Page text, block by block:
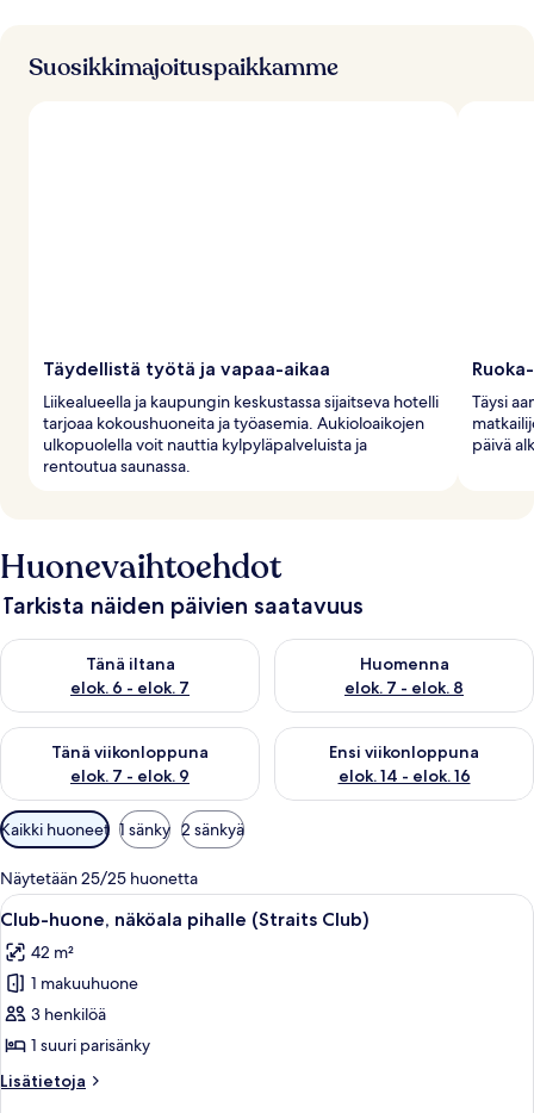
j
a
Suosikkimajoituspaikkamme
Täydellistä työtä ja vapaa-aikaa
Liikealueella ja kaupungin keskustassa sijaitseva hotelli
tarjoaa kokoushuoneita ja työasemia. Aukioloaikojen
ulkopuolella voit nauttia kylpyläpalveluista ja
rentoutua saunassa.
Täysi
päivä
Huonevaihtoehdot
Tarkista näiden päivien saatavuus
Tänä iltana
elok. 6 - elok. 7
Tarkista tämän illan saatavuus elok. 6 - elok. 7
Huomenna
elok. 7 - elok. 8
Tarkista huomisen saatavuus
Tänä viikonloppuna
elok. 7 - elok. 9
Tarkista tämän viikonlopun saatavuus elok. 7 - elok. 9
Ensi viikonloppuna
elok. 14 - elok. 16
Tarkista ensi viikonlopun
Huoneille
saatavilla
olevia
suodattimia
Kaikki huoneet 1 sänky 2 sänkyä
Näytetään 25/25 huonetta
Avaa
kaikki
huonetyypin
Club-
huone,
näköala
pihalle
(Straits
Hotellihuone, jossa on sänky, kaksi
9
Club-huone, näköala pihalle (Straits Club)
42 m²
1 makuuhuone
3 henkilöä
1 suuri parisänky
Lisätietoja
Lisätietoja